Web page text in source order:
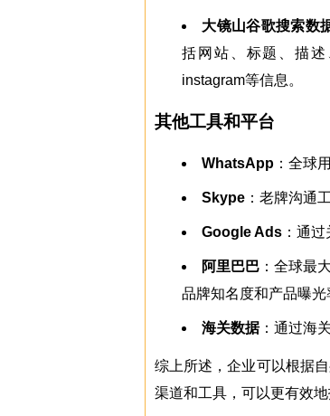
大镜山谷歌搜索数
括网站、标题、描述
instagram等信息。
其他工具和平台
WhatsApp ：全球
Skype ：老牌沟通
Google Ads ：通
阿里巴巴 ：全球最
品牌知名度和产品曝光
海关数据：通过海
综上所述，企业可以根据
渠道和工具，可以更有效地